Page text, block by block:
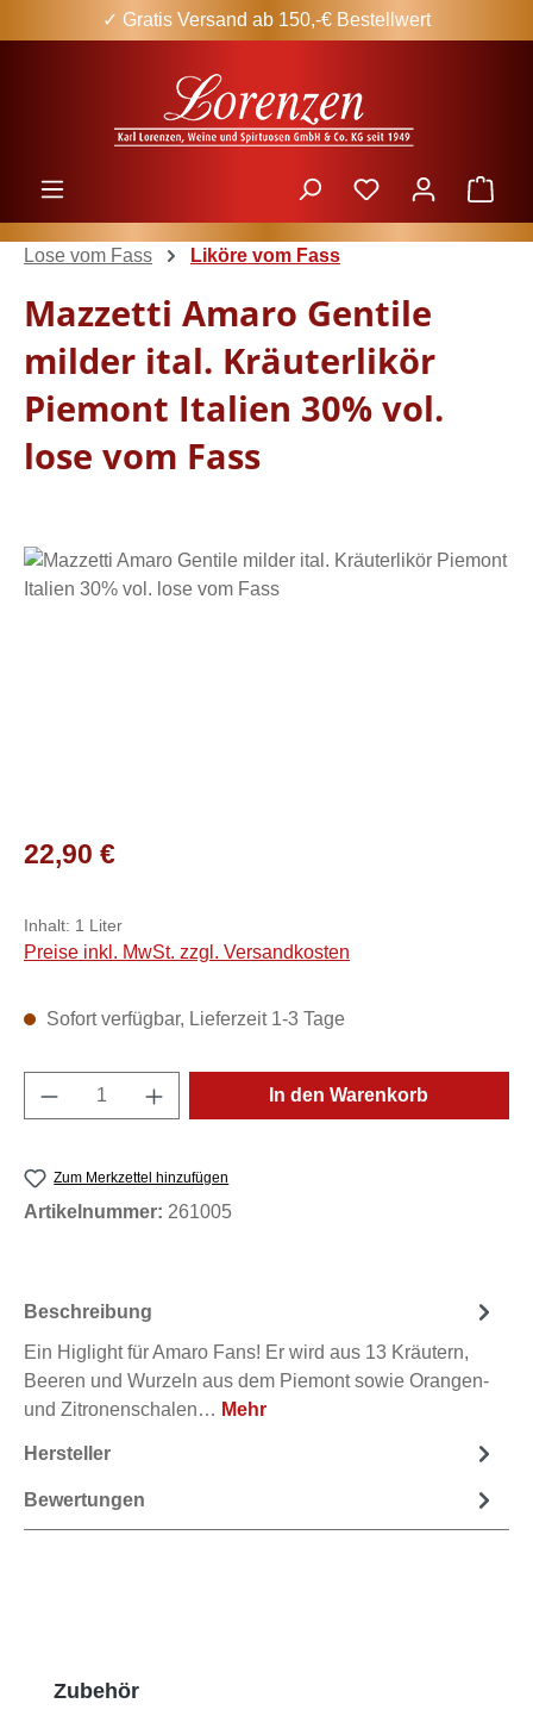
Zum Hauptinhalt springen
✓ Gratis Versand ab 150,-€ Bestellwert
Lose vom Fass Liköre vom Fass
Mazzetti Amaro Gentile
milder ital. Kräuterlikör
Piemont Italien 30% vol.
lose vom Fass
Bildergalerie überspringen
Regulärer Preis:
22,90 €
Inhalt: 1 Liter
Preise inkl. MwSt. zzgl. Versandkosten
Sofort verfügbar, Lieferzeit 1-3 Tage
Produkt Anzahl: Gib den gewünschten
In den Warenkorb
Zum Merkzettel hinzufügen
Artikelnummer: 261005
Beschreibung
Ein Higlight für Amaro Fans! Er wird aus 13 Kräutern,
Beeren und Wurzeln aus dem Piemont sowie Orangen-
und Zitronenschalen… Mehr
Hersteller
Bewertungen
Produktgalerie überspringen
Zubehör